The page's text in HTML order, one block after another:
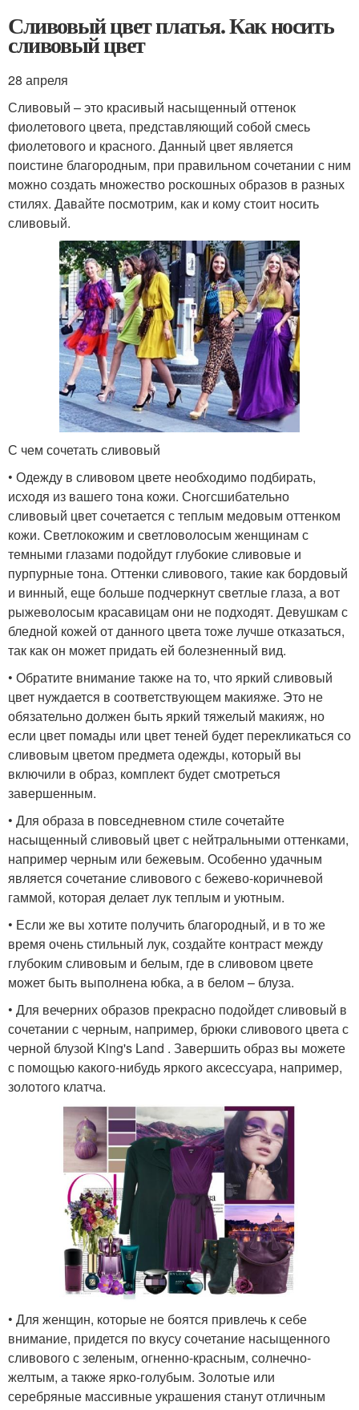
Сливовый цвет платья. Как носить
сливовый цвет
28 апреля
Сливовый – это красивый насыщенный оттенок
фиолетового цвета, представляющий собой смесь
фиолетового и красного. Данный цвет является
поистине благородным, при правильном сочетании с ним
можно создать множество роскошных образов в разных
стилях. Давайте посмотрим, как и кому стоит носить
сливовый.
С чем сочетать сливовый
• Одежду в сливовом цвете необходимо подбирать,
исходя из вашего тона кожи. Сногсшибательно
сливовый цвет сочетается с теплым медовым оттенком
кожи. Светлокожим и светловолосым женщинам с
темными глазами подойдут глубокие сливовые и
пурпурные тона. Оттенки сливового, такие как бордовый
и винный, еще больше подчеркнут светлые глаза, а вот
рыжеволосым красавицам они не подходят. Девушкам с
бледной кожей от данного цвета тоже лучше отказаться,
так как он может придать ей болезненный вид.
• Обратите внимание также на то, что яркий сливовый
цвет нуждается в соответствующем макияже. Это не
обязательно должен быть яркий тяжелый макияж, но
если цвет помады или цвет теней будет перекликаться со
сливовым цветом предмета одежды, который вы
включили в образ, комплект будет смотреться
завершенным.
• Для образа в повседневном стиле сочетайте
насыщенный сливовый цвет с нейтральными оттенками,
например черным или бежевым. Особенно удачным
является сочетание сливового с бежево-коричневой
гаммой, которая делает лук теплым и уютным.
• Если же вы хотите получить благородный, и в то же
время очень стильный лук, создайте контраст между
глубоким сливовым и белым, где в сливовом цвете
может быть выполнена юбка, а в белом – блуза.
• Для вечерних образов прекрасно подойдет сливовый в
сочетании с черным, например, брюки сливового цвета с
черной блузой King's Land . Завершить образ вы можете
с помощью какого-нибудь яркого аксессуара, например,
золотого клатча.
• Для женщин, которые не боятся привлечь к себе
внимание, придется по вкусу сочетание насыщенного
сливового с зеленым, огненно-красным, солнечно-
желтым, а также ярко-голубым. Золотые или
серебряные массивные украшения станут отличным